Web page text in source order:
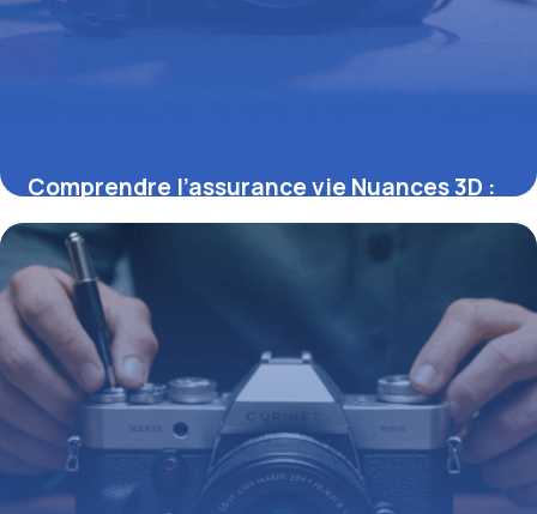
Comprendre l’assurance vie Nuances 3D :
fondamentaux et options principales
16 juin 2026